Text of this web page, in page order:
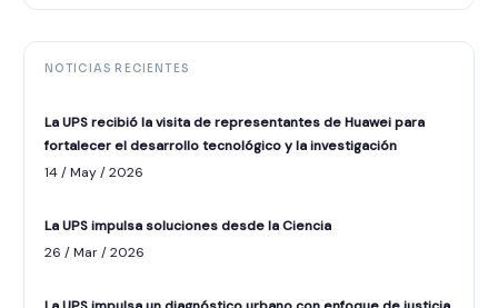
NOTICIAS RECIENTES
La UPS recibió la visita de representantes de Huawei para
fortalecer el desarrollo tecnológico y la investigación
14 / May / 2026
La UPS impulsa soluciones desde la Ciencia
26 / Mar / 2026